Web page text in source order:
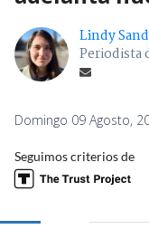
Lindy
Periodista
Domingo 09 Agosto,
Seguimos criterios de